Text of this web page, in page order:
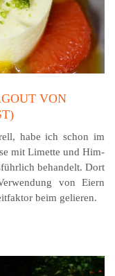
VON
habe ich schon im
mit Limette und Him­
behandelt. Dort
von Eiern
beim gelieren.